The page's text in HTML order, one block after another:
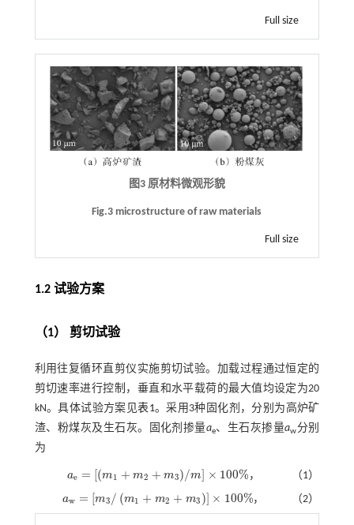
Full size
图3 原材料微观形貌
Fig.3 microstructure of raw materials
Full size
1.2 试验方案
（1） 剪切试验
利用往复循环直剪仪实施剪切试验。加载过程通过恒定的
剪切速率进行控制，垂直和水平载荷的最大值均设定为20
kN。具体试验方案见表1。采用3种固化剂，分别为高炉矿
渣、粉煤灰及生石灰。固化剂掺量ae、生石灰掺量aw分别
为
ae = [(m1 + m2 + m3)/m] × 100%
ae =m +m2 +m 3/m ×100% ， （1）
aw = [m3 / (m1 + m2 + m3 )] × 100%
aw =m 3/m1+ m2+ m3 ×100% ， （2）